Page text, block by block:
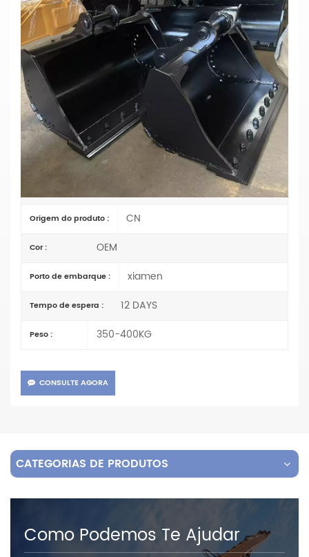
Caçamba De Nivelamento CAT312C
CAT320DL Largura 1200 Mm-1300 Mm
Materiais: Q355B e NM400
Largura: CAT312C 1200 mm / CAT320DL 1300 mm
Material: Estrutura principal e lâmina auxiliar: NM400
resistente ao desgaste / Base: Q355B
Pino/bucha: Tratamento térmico de alta frequência
para maior resistência ao desgaste
Ordem (MOQ) : 1
Origem do produto : CN
Cor : OEM
Porto de embarque : xiamen
Tempo de espera : 12 DAYS
Peso : 350-400KG
CONSULTE AGORA
CATEGORIAS DE PRODUTOS
Como Podemos Te Ajudar